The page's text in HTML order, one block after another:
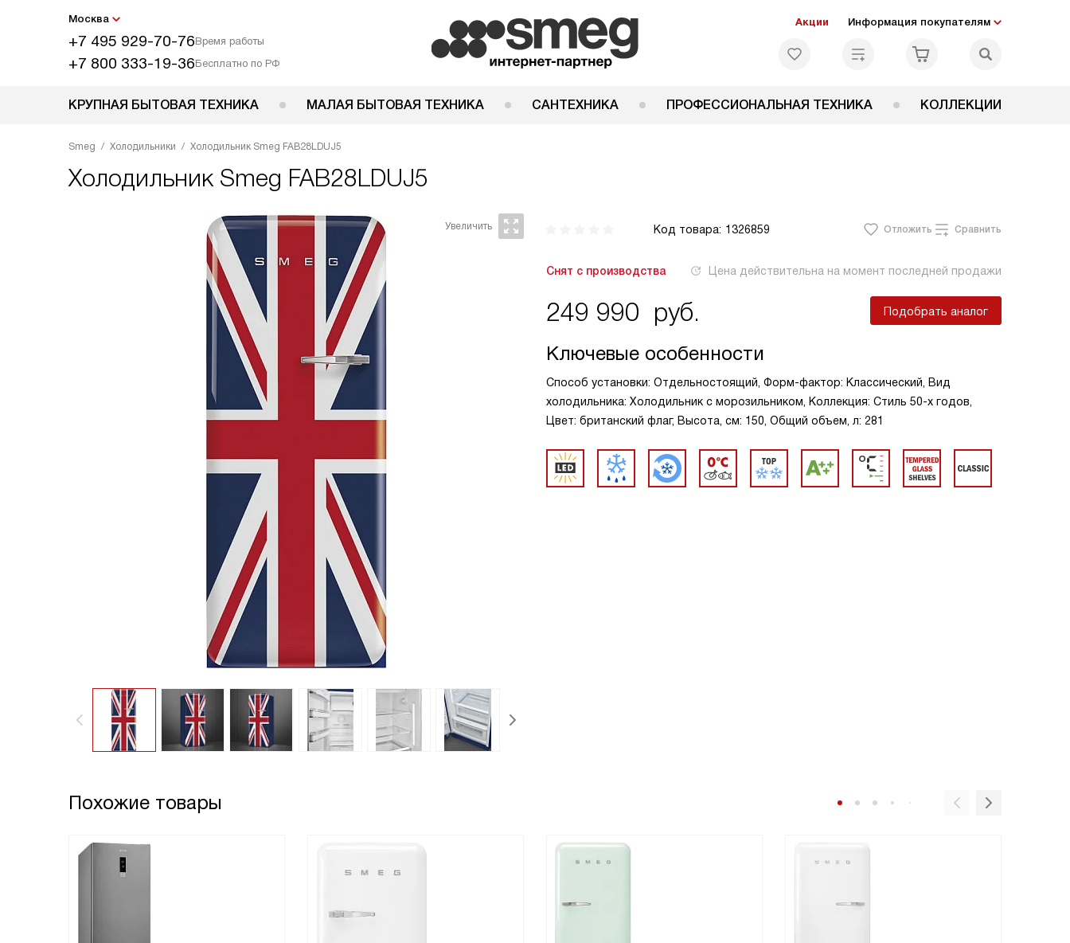
Москва
+7 495 929-70-76Время работы
+7 800 333-19-36Бесплатно по РФ
Акции Информация покупателям
КРУПНАЯ БЫТОВАЯ ТЕХНИКА МАЛАЯ БЫТОВАЯ ТЕХНИКА САНТЕХНИКА ПРОФЕССИОНАЛЬНАЯ ТЕХНИКА КОЛЛЕКЦИИ
Smeg Холодильники Холодильник Smeg FAB28LDUJ5
Холодильник Smeg FAB28LDUJ5
Код товара: 1326859 Отложить Сравнить
Снят с производства Цена действительна на момент последней продажи
249 990 руб. Подобрать аналог
Ключевые особенности
Способ установки: Отдельностоящий, Форм-фактор: Классический, Вид
холодильника: Холодильник с морозильником, Коллекция: Стиль 50-х годов,
Цвет: британский флаг, Высота, см: 150, Общий объем, л: 281
Похожие товары